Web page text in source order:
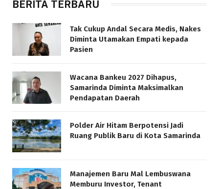
BERITA TERBARU
Tak Cukup Andal Secara Medis, Nakes
Diminta Utamakan Empati kepada
Pasien
Wacana Bankeu 2027 Dihapus,
Samarinda Diminta Maksimalkan
Pendapatan Daerah
Polder Air Hitam Berpotensi Jadi
Ruang Publik Baru di Kota Samarinda
Manajemen Baru Mal Lembuswana
Memburu Investor, Tenant